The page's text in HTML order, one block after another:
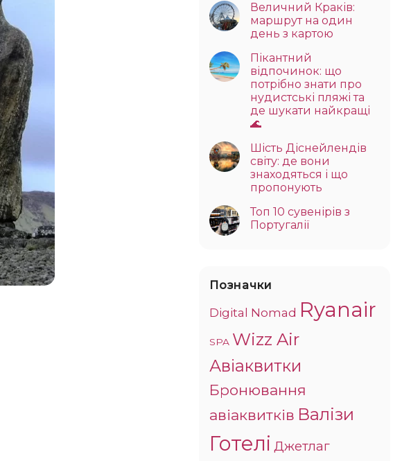
Величний Краків:
маршрут на один
день з картою
Пікантний
відпочинок: що
потрібно знати про
нудистські пляжі та
де шукати найкращі
🌊
Шість Діснейлендів
світу: де вони
знаходяться і що
пропонують
Топ 10 сувенірів з
Португалії
Позначки
Digital Nomad Ryanair
SPA Wizz Air
Авіаквитки
Бронювання
авіаквитків Валізи
Готелі Джетлаг